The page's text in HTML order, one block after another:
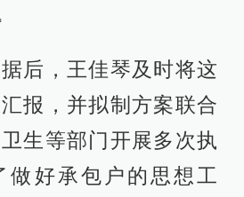
后，王佳琴及时将这
报，并拟制方案联合
生等部门开展多次执
做好承包户的思想工